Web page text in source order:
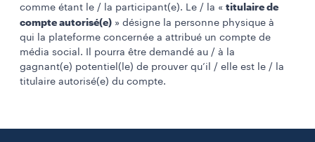
comme étant le / la participant(e). Le / la « titulaire de
compte autorisé(e) » désigne la personne physique à
qui la plateforme concernée a attribué un compte de
média social. Il pourra être demandé au / à la
gagnant(e) potentiel(le) de prouver qu’il / elle est le / la
titulaire autorisé(e) du compte.